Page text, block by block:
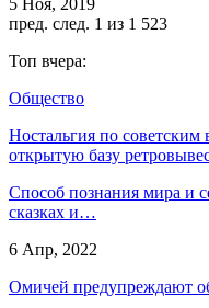
пред. след. 1 из 1 523
Топ вчера:
Общество
Ностальгия по
открытую базу
Способ познания мира и
сказках и…
6 Апр, 2022
Омичей предупреждают